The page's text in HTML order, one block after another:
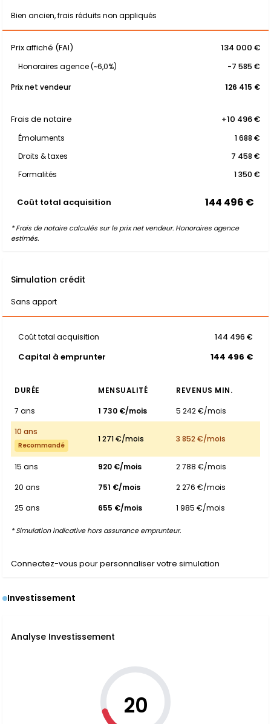
Bien ancien, frais réduits non appliqués
Prix affiché (FAI) 134 000 €
Honoraires agence (~6,0%)
-7 585 €
Prix net vendeur
126 415 €
Frais de notaire +10 496 €
Émoluments
1 688 €
Droits & taxes
7 458 €
Formalités
1 350 €
Coût total acquisition 144 496 €
* Frais de notaire calculés sur le prix net vendeur. Honoraires agence
estimés.
Simulation crédit
Sans apport
Coût total acquisition 144 496 €
Capital à emprunter 144 496 €
DURÉE MENSUALITÉ
REVENUS MIN.
7 ans
1 730 €/mois
5 242 €/mois
10 ans
Recommandé
1 271 €/mois 3 852 €/mois
15 ans 920 €/mois
2 788 €/mois
20 ans
751 €/mois
2 276 €/mois
25 ans
655 €/mois 1 985 €/mois
* Simulation indicative hors assurance emprunteur.
Connectez-vous pour personnaliser votre simulation
Investissement
Analyse Investissement
20